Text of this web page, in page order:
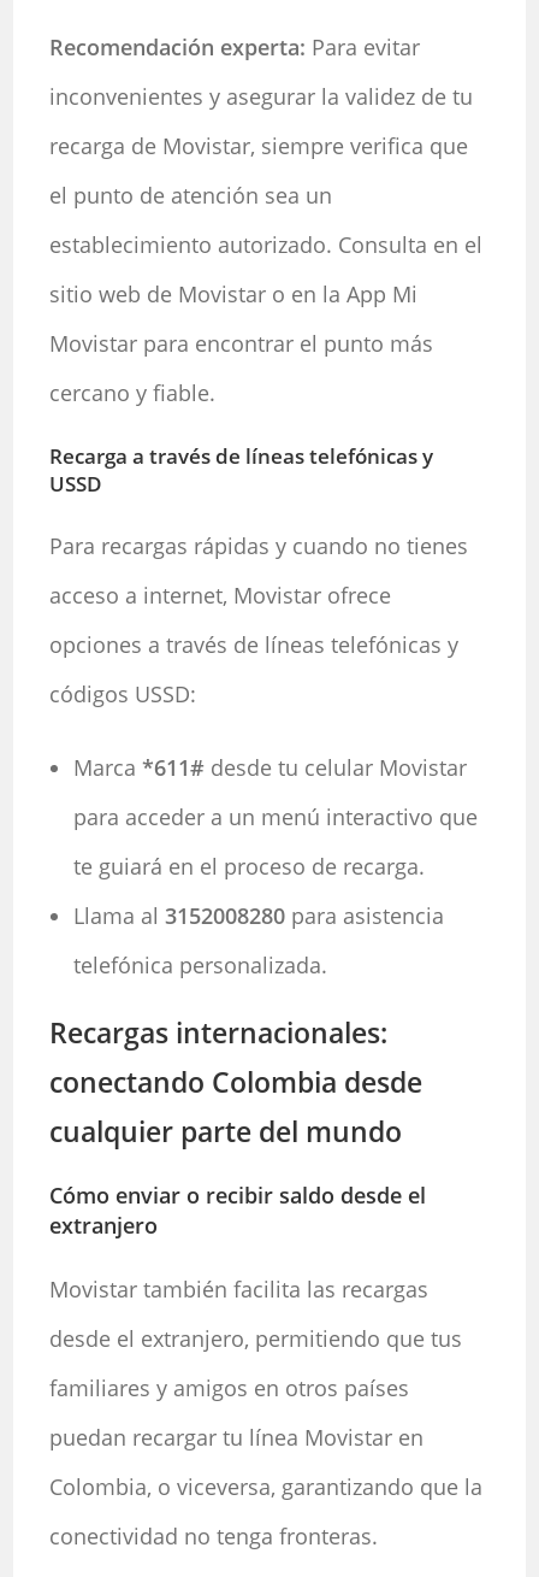
Recomendación experta: Para evitar
inconvenientes y asegurar la validez de tu
recarga de Movistar, siempre verifica que
el punto de atención sea un
establecimiento autorizado. Consulta en el
sitio web de Movistar o en la App Mi
Movistar para encontrar el punto más
cercano y fiable.
Recarga a través de líneas telefónicas y
USSD
Para recargas rápidas y cuando no tienes
acceso a internet, Movistar ofrece
opciones a través de líneas telefónicas y
códigos USSD:
Marca*611# desde tu celular Movistar
para acceder a un menú interactivo que
te guiará en el proceso de recarga.
Llama al3152008280 para asistencia
telefónica personalizada.
Recargas internacionales:
conectando Colombia desde
cualquier parte del mundo
Cómo enviar o recibir saldo desde el
extranjero
Movistar también facilita las recargas
desde el extranjero, permitiendo que tus
familiares y amigos en otros países
puedan recargar tu línea Movistar en
Colombia, o viceversa, garantizando que la
conectividad no tenga fronteras.